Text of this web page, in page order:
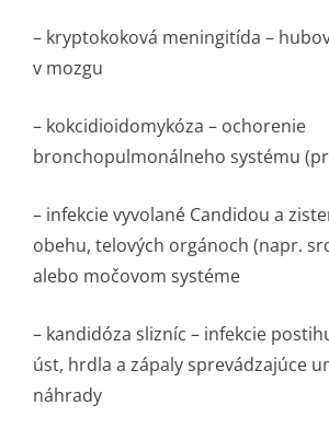
– kryptokoková meningitída –
v mozgu
– kokcidioidomykóza – ochorenie
bronchopulmonálneho systému
– infekcie vyvolané Candidou a
obehu, telových orgánoch (napr.
alebo močovom systéme
– kandidóza slizníc – infekcie
úst, hrdla a zápaly sprevádzajúce
náhrady